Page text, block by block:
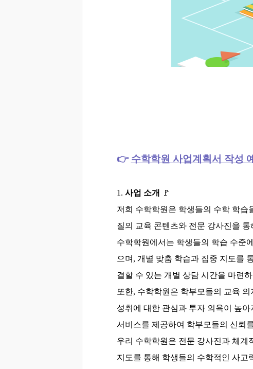
👉 수학학원 사업계획서 작성
1. 사업 소개
🚩
저희 수학학원은 학생들의 수학 학습
질의 교육 콘텐츠와 전문 강사진을
수학학원에서는 학생들의 학습 수준
으며, 개별 맞춤 학습과 집중 지도를
결할 수 있는 개별 상담 시간을 마련
또한, 수학학원은 학부모들의 교육
성취에 대한 관심과 투자 의욕이 높
서비스를 제공하여 학부모들의 신뢰
우리 수학학원은 전문 강사진과 체계
지도를 통해 학생들의 수학적인 사고